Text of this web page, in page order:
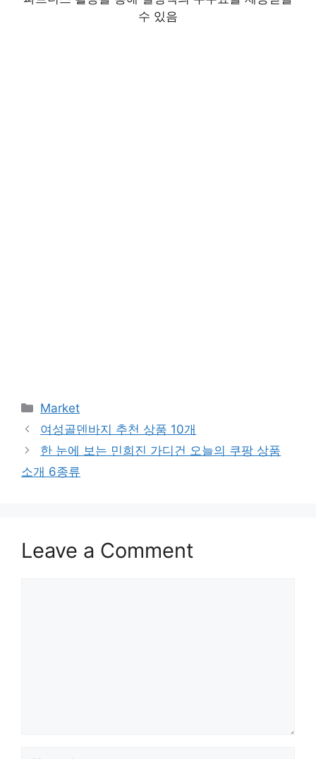
수 있음
Categories
Market
여성골덴바지 추천 상품 10개
한 눈에 보는 민희진 가디건 오늘의 쿠팡 상품
소개 6종류
Leave a Comment
Name